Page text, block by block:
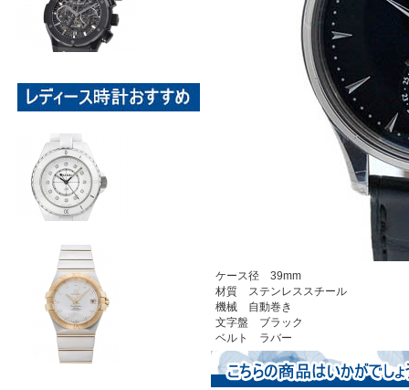
ケース径 39mm
材質 ステンレススチール
機械 自動巻き
文字盤 ブラック
ベルト ラバー